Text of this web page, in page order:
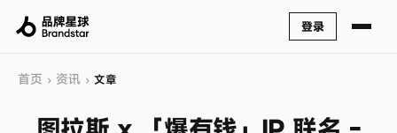
登录
首页 › 资讯 › 文章